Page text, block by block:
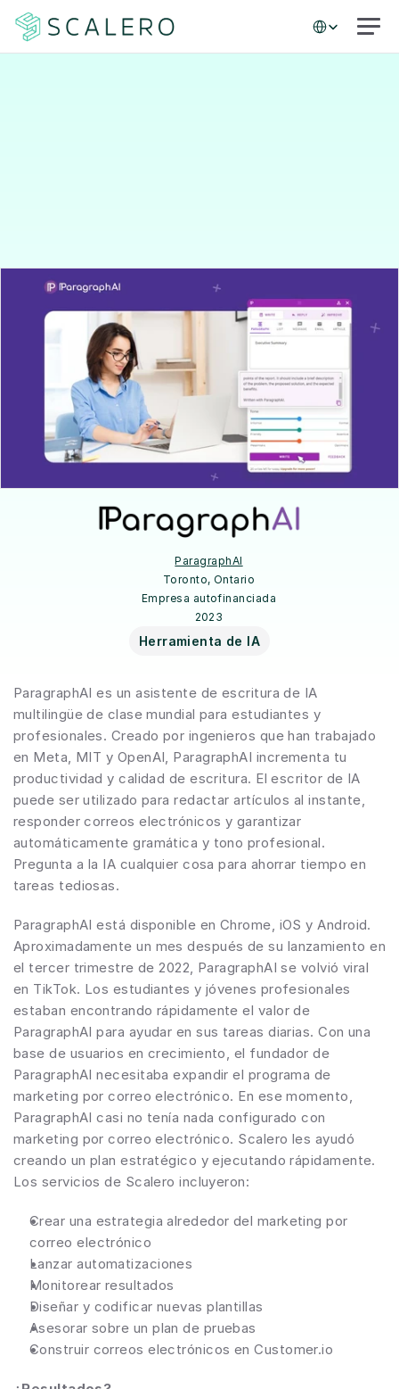
Select Language
ParagraphAI
Toronto, Ontario
Empresa autofinanciada
2023
Herramienta de IA
ParagraphAI es un asistente de escritura de IA
multilingüe de clase mundial para estudiantes y
profesionales. Creado por ingenieros que han trabajado
en Meta, MIT y OpenAI, ParagraphAI incrementa tu
productividad y calidad de escritura. El escritor de IA
puede ser utilizado para redactar artículos al instante,
responder correos electrónicos y garantizar
automáticamente gramática y tono profesional.
Pregunta a la IA cualquier cosa para ahorrar tiempo en
tareas tediosas.
ParagraphAI está disponible en Chrome, iOS y Android.
Aproximadamente un mes después de su lanzamiento en
el tercer trimestre de 2022, ParagraphAI se volvió viral
en TikTok. Los estudiantes y jóvenes profesionales
estaban encontrando rápidamente el valor de
ParagraphAI para ayudar en sus tareas diarias. Con una
base de usuarios en crecimiento, el fundador de
ParagraphAI necesitaba expandir el programa de
marketing por correo electrónico. En ese momento,
ParagraphAI casi no tenía nada configurado con
marketing por correo electrónico. Scalero les ayudó
creando un plan estratégico y ejecutando rápidamente.
Los servicios de Scalero incluyeron:
Crear una estrategia alrededor del marketing por
correo electrónico
Lanzar automatizaciones
Monitorear resultados
Diseñar y codificar nuevas plantillas
Asesorar sobre un plan de pruebas
Construir correos electrónicos en Customer.io